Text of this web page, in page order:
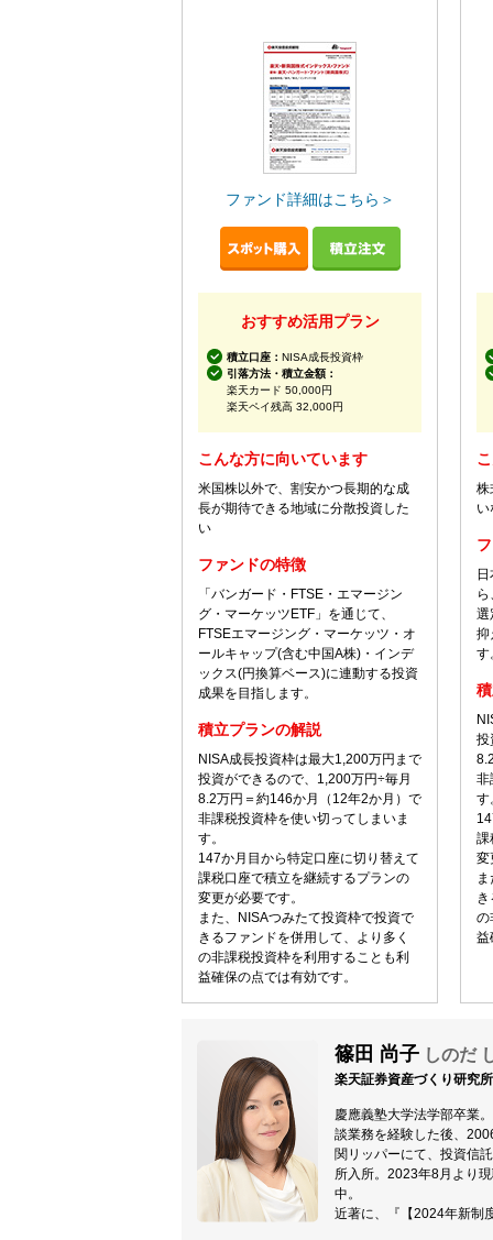
ファンド詳細はこちら＞
おすすめ活用プラン
積立口座： NISA成長投資枠
引落方法・積立金額：
楽天カード 50,000円
楽天ペイ残高 32,000円
こんな方に向いています
米国株以外で、割安かつ長期的な成
長が期待できる地域に分散投資した
い
ファンドの特徴
「バンガード・FTSE・エマージン
グ・マーケッツETF」を通じて、
FTSEエマージング・マーケッツ・オ
ールキャップ(含む中国A株)・インデ
ックス(円換算ベース)に連動する投資
成果を目指します。
積立プランの解説
NISA成長投資枠は最大1,200万円まで
投資ができるので、1,200万円÷毎月
8.2万円＝約146か月（12年2か月）で
非課税投資枠を使い切ってしまいま
す。
147か月目から特定口座に切り替えて
課税口座で積立を継続するプランの
変更が必要です。
また、NISAつみたて投資枠で投資で
きるファンドを併用して、より多く
の非課税投資枠を利用することも利
益確保の点では有効です。
株
選
抑
す
投
非
す
課
変
の
益
篠田 尚子 しのだ
楽天証券資産づくり研究
慶應義塾大学法学部卒業
談業務を経験した後、
関リッパーにて、投資信
所入所。2023年8月より
中。
近著に、『【2024年新制